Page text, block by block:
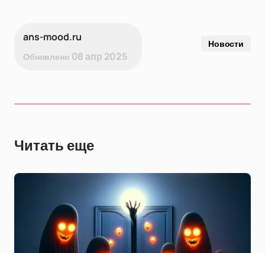
ans-mood.ru
Обновлено 08 апр 2025
Новости
Читать еще